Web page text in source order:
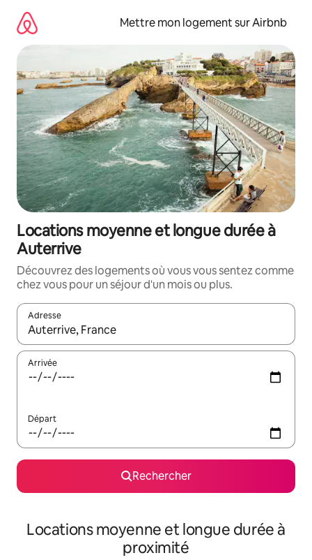
directement
contenu
Mettre mon logement sur Airbnb
Locations moyenne et longue durée à
Auterrive
Découvrez des logements où vous vous sentez comme
chez vous pour un séjour d'un mois ou plus.
Adresse
Lorsque les résultats s'affichent, utilisez les flèches vers le
Arrivée
Départ
Rechercher
Locations moyenne et longue durée à
proximité